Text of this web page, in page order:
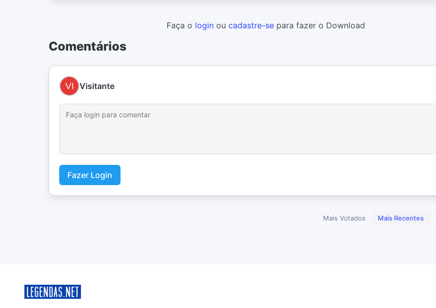
Faça o login ou cadastre-se para fazer o Download
Comentários
Visitante
Fazer Login
Mais Votados Mais Recentes